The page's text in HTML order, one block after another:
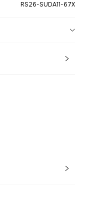
RS26-SUDA11-67X